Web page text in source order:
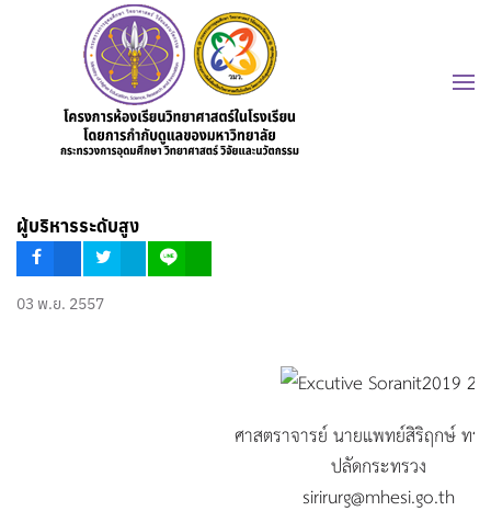
ผู้บริหารระดับสูง
03 พ.ย. 2557
ศาสตราจารย์ นายแพทย์สิริฤกษ์ ทรง
ปลัดกระทรวง
sirirurg@mhesi.go.th